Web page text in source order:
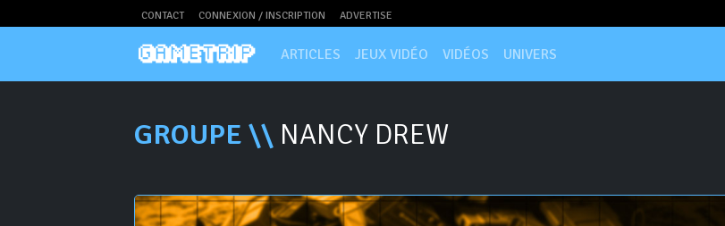
CONTACT CONNEXION / INSCRIPTION ADVERTISE
ARTICLES JEUX VIDÉO VIDÉOS UNIVERS
GROUPE \\ NANCY DREW